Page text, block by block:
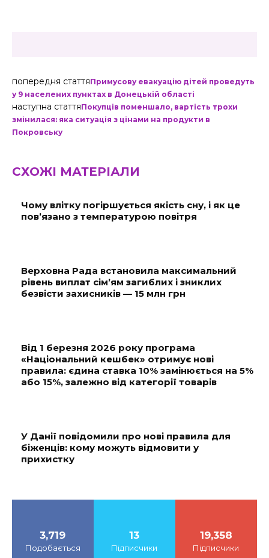
попередня статтяПримусову евакуацію дітей проведуть
у 9 населених пунктах в Донецькій області
наступна статтяПокупців поменшало, вартість трохи
змінилася: яка ситуація з цінами на продукти в
Покровську
СХОЖІ МАТЕРІАЛИ
Чому влітку погіршується якість сну, і як це
пов’язано з температурою повітря
Верховна Рада встановила максимальний
рівень виплат сім’ям загиблих і зниклих
безвісти захисників — 15 млн грн
Від 1 березня 2026 року програма
«Національний кешбек» отримує нові
правила: єдина ставка 10% замінюється на 5%
або 15%, залежно від категорії товарів
У Данії повідомили про нові правила для
біженців: кому можуть відмовити у
прихистку
3,719
Подобається
13
Підписчики
19,358
Підписчики